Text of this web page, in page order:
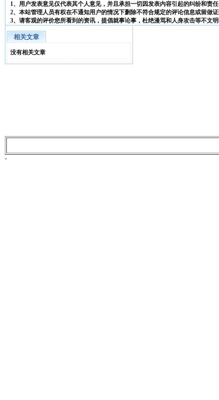
1、用户发表意见仅代表其个人意见，并且承担一切因发表内容引起的纠纷和责
2、本站管理人员有权在不通知用户的情况下删除不符合规定的评论信息或留做
3、请客观的评价您所看到的资讯，提倡就事论事，杜绝漫骂和人身攻击等不文
相关文章
没有相关文章
-